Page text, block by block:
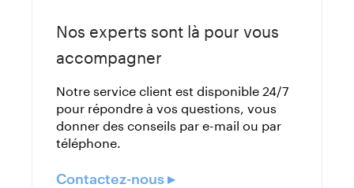
Nos experts sont là pour vous
accompagner
Notre service client est disponible 24/7
pour répondre à vos questions, vous
donner des conseils par e-mail ou par
téléphone.
Contactez-nous ▸